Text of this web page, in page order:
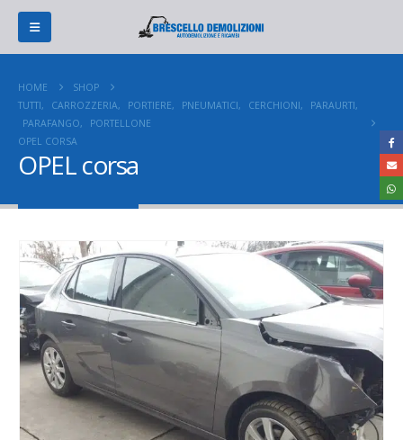
HOME
SHOP
TUTTI, CARROZZERIA, PORTIERE, PNEUMATICI, CERCHIONI, PARAURTI,
PARAFANGO,
PORTELLONE
OPEL CORSA
OPEL corsa